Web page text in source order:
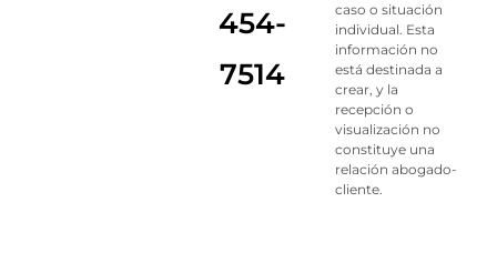
454-
7514
caso o situación
individual. Esta
información no
está destinada a
crear, y la
recepción o
visualización no
constituye una
relación abogado-
cliente.